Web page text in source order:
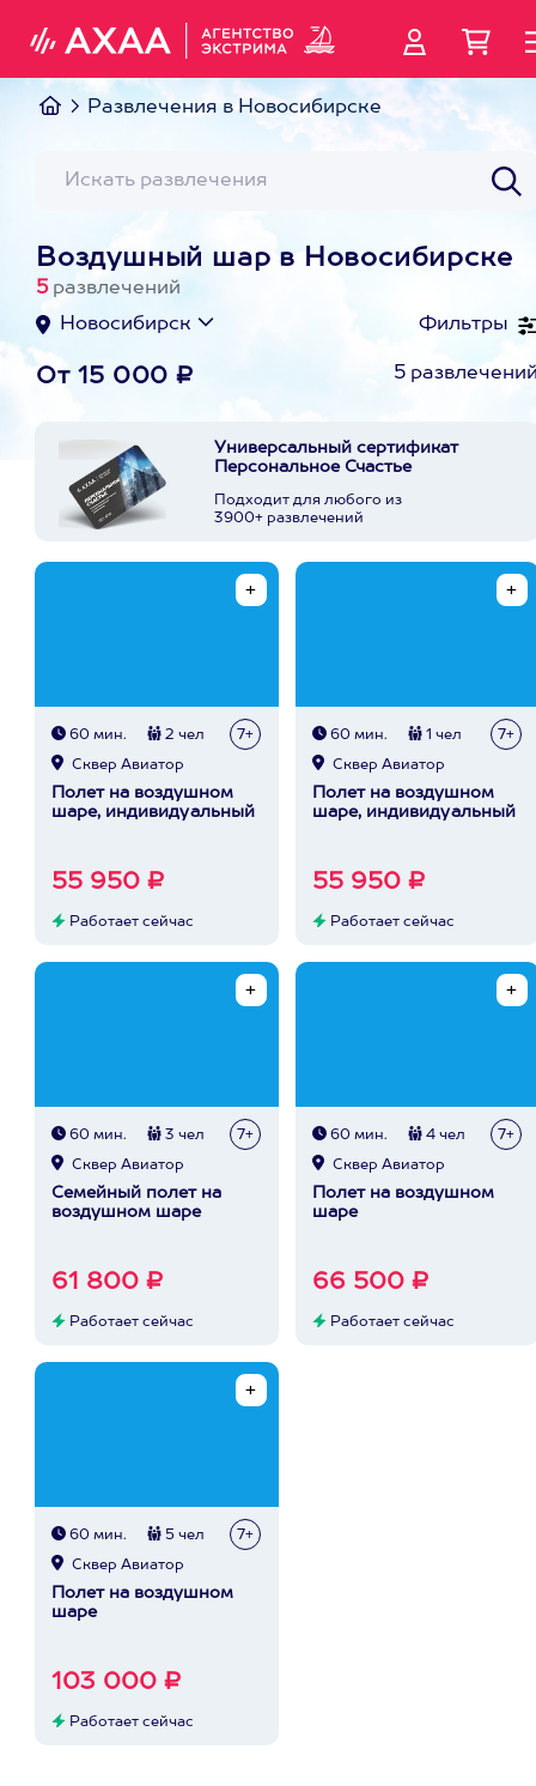
Развлечения в Новосибирске
Воздушный шар в Новосибирске
5развлечений
Фильтры
Новосибирск
От 15 000 ₽ 5
Универсальный сертификат
Персональное Счастье
Подходит для любого из
3900+ развлечений
60 мин. 2 чел 7+
Сквер Авиатор
Полет на воздушном
шаре, индивидуальный
55 950 ₽
Работает сейчас
60 мин. 1 чел 7+
Сквер Авиатор
Полет на воздушном
шаре, индивидуальный
55 950 ₽
Работает сейчас
60 мин. 3 чел 7+
Сквер Авиатор
Семейный полет на
воздушном шаре
61 800 ₽
Работает сейчас
60 мин. 4 чел 7+
Сквер Авиатор
Полет на воздушном
шаре
66 500 ₽
Работает сейчас
60 мин. 5 чел 7+
Сквер Авиатор
Полет на воздушном
шаре
103 000 ₽
Работает сейчас